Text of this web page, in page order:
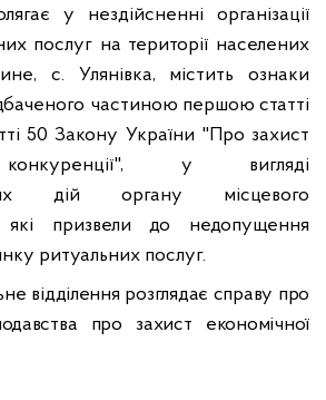
у нездійсненні організації
послуг на території населених
с. Улянівка, містить ознаки
частиною першою статті
50 Закону України "Про захист
конкуренції", у вигляді
дій органу місцевого
які призвели до недопущення
ритуальних послуг.
відділення розглядає справу про
про захист економічної